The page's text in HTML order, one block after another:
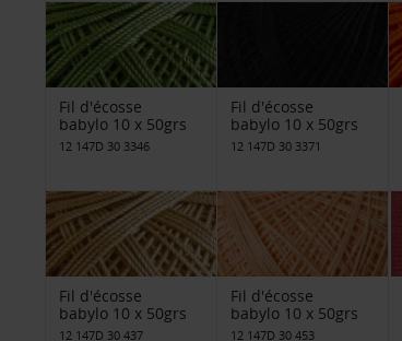
Fil d'écosse
babylo 10 x 50grs
12 147D 30 3346
Fil d'écosse
babylo 10 x 50grs
12 147D 30 3371
Fil d'écosse
babylo 10 x 50grs
12 147D 30 437
Fil d'écosse
babylo 10 x 50grs
12 147D 30 453